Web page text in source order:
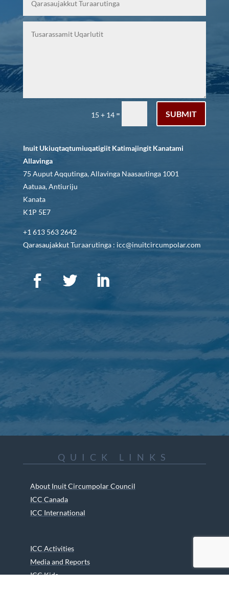
15 + 14 = SUBMIT
Inuit Ukiuqtaqtumiuqatigiit Katimajingit Kanatami
Allavinga
75 Auput Aqqutinga, Allavinga Naasautinga 1001
Aatuaa, Antiuriju
Kanata
K1P 5E7
+1 613 563 2642
Qarasaujakkut Turaarutinga : icc@inuitcircumpolar.com
QUICK LINKS
About Inuit Circumpolar Council
ICC Canada
ICC International
ICC Activities
Media and Reports
ICC Kids